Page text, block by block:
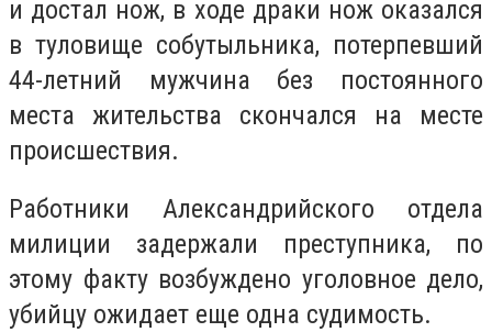
и достал нож, в ходе драки нож оказался
в туловище собутыльника, потерпевший
44-летний мужчина без постоянного
места жительства скончался на месте
происшествия.
Работники Александрийского отдела
милиции задержали преступника, по
этому факту возбуждено уголовное дело,
убийцу ожидает еще одна судимость.